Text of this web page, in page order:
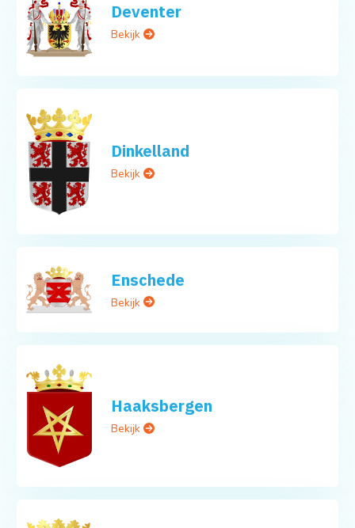
Deventer
Bekijk
Dinkelland
Bekijk
Enschede
Bekijk
Haaksbergen
Bekijk